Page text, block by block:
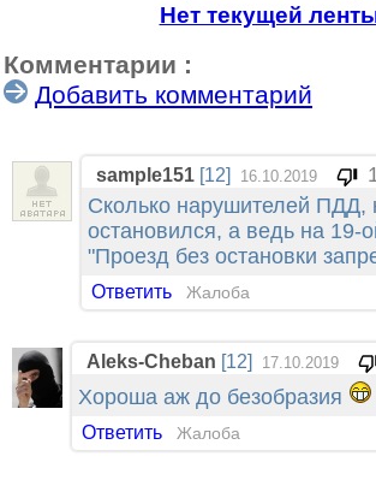
Нет текущей
Комментарии :
Добавить комментарий
sample151 [12] 16.10.2019
Сколько нарушителей ПДД,
остановился, а ведь на 19-
"Проезд без остановки
Ответить Жалоба
Aleks-Cheban [12] 17.10.2019
Хороша аж до безобразия
Ответить Жалоба